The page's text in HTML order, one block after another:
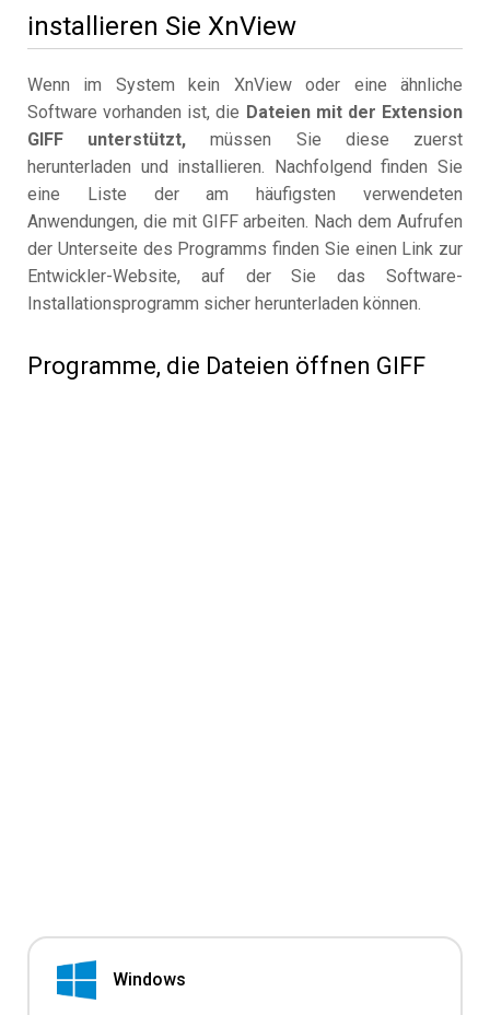
installieren Sie XnView
Wenn im System kein XnView oder eine ähnliche
Software vorhanden ist, die Dateien mit der Extension
GIFF unterstützt, müssen Sie diese zuerst
herunterladen und installieren. Nachfolgend finden Sie
eine Liste der am häufigsten verwendeten
Anwendungen, die mit GIFF arbeiten. Nach dem Aufrufen
der Unterseite des Programms finden Sie einen Link zur
Entwickler-Website, auf der Sie das Software-
Installationsprogramm sicher herunterladen können.
Programme, die Dateien öffnen GIFF
Windows